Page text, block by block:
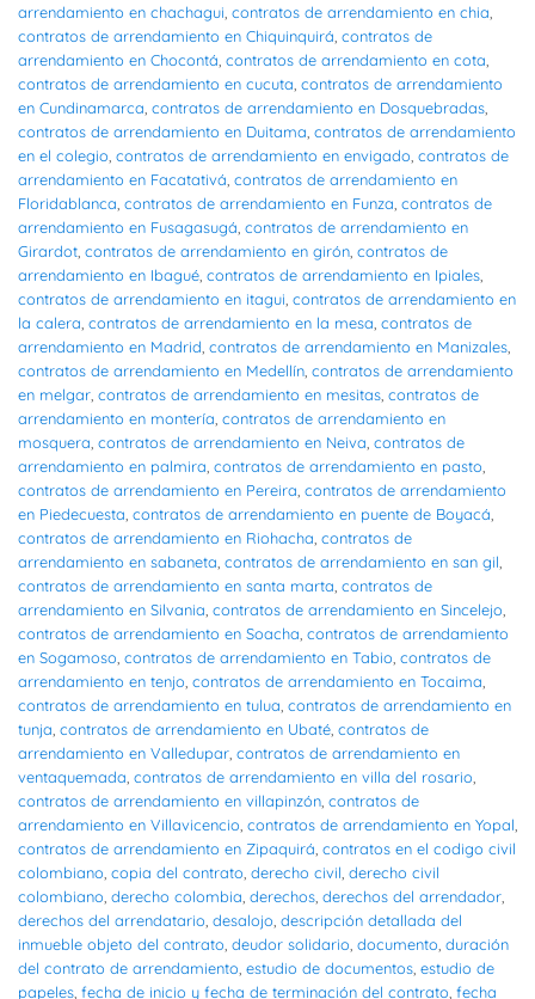
arrendamiento en chachagui, contratos de arrendamiento en chia,
contratos de arrendamiento en Chiquinquirá, contratos de
arrendamiento en Chocontá, contratos de arrendamiento en cota,
contratos de arrendamiento en cucuta, contratos de arrendamiento
en Cundinamarca, contratos de arrendamiento en Dosquebradas,
contratos de arrendamiento en Duitama, contratos de arrendamiento
en el colegio, contratos de arrendamiento en envigado, contratos de
arrendamiento en Facatativá, contratos de arrendamiento en
Floridablanca, contratos de arrendamiento en Funza, contratos de
arrendamiento en Fusagasugá, contratos de arrendamiento en
Girardot, contratos de arrendamiento en girón, contratos de
arrendamiento en Ibagué, contratos de arrendamiento en Ipiales,
contratos de arrendamiento en itagui, contratos de arrendamiento en
la calera, contratos de arrendamiento en la mesa, contratos de
arrendamiento en Madrid, contratos de arrendamiento en Manizales,
contratos de arrendamiento en Medellín, contratos de arrendamiento
en melgar, contratos de arrendamiento en mesitas, contratos de
arrendamiento en montería, contratos de arrendamiento en
mosquera, contratos de arrendamiento en Neiva, contratos de
arrendamiento en palmira, contratos de arrendamiento en pasto,
contratos de arrendamiento en Pereira, contratos de arrendamiento
en Piedecuesta, contratos de arrendamiento en puente de Boyacá,
contratos de arrendamiento en Riohacha, contratos de
arrendamiento en sabaneta, contratos de arrendamiento en san gil,
contratos de arrendamiento en santa marta, contratos de
arrendamiento en Silvania, contratos de arrendamiento en Sincelejo,
contratos de arrendamiento en Soacha, contratos de arrendamiento
en Sogamoso, contratos de arrendamiento en Tabio, contratos de
arrendamiento en tenjo, contratos de arrendamiento en Tocaima,
contratos de arrendamiento en tulua, contratos de arrendamiento en
tunja, contratos de arrendamiento en Ubaté, contratos de
arrendamiento en Valledupar, contratos de arrendamiento en
ventaquemada, contratos de arrendamiento en villa del rosario,
contratos de arrendamiento en villapinzón, contratos de
arrendamiento en Villavicencio, contratos de arrendamiento en Yopal,
contratos de arrendamiento en Zipaquirá, contratos en el codigo civil
colombiano, copia del contrato, derecho civil, derecho civil
colombiano, derecho colombia, derechos, derechos del arrendador,
derechos del arrendatario, desalojo, descripción detallada del
inmueble objeto del contrato, deudor solidario, documento, duración
del contrato de arrendamiento, estudio de documentos, estudio de
papeles, fecha de inicio y fecha de terminación del contrato, fecha